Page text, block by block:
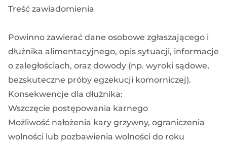
Treść zawiadomienia
Powinno zawierać dane osobowe zgłaszającego i
dłużnika alimentacyjnego, opis sytuacji, informacje
o zaległościach, oraz dowody (np. wyroki sądowe,
bezskuteczne próby egzekucji komorniczej).
Konsekwencje dla dłużnika:
Wszczęcie postępowania karnego
Możliwość nałożenia kary grzywny, ograniczenia
wolności lub pozbawienia wolności do roku